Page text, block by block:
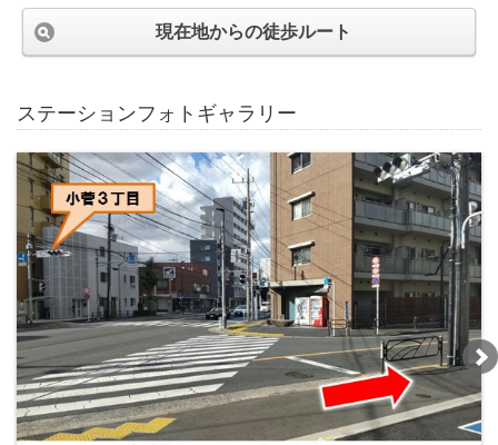
現在地からの徒歩ルート
ステーションフォトギャラリー